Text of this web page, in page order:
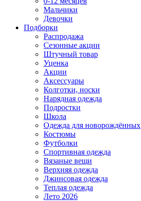
Мальчики
Девочки
Подборки
Распродажа
Сезонные акции
Штучный товар
Уценка
Акции
Аксессуары
Колготки, носки
Нарядная одежда
Подростки
Школа
Одежда для новорождённых
Костюмы
Футболки
Спортивная одежда
Вязаные вещи
Верхняя одежда
Джинсовая одежда
Теплая одежда
Лето 2026